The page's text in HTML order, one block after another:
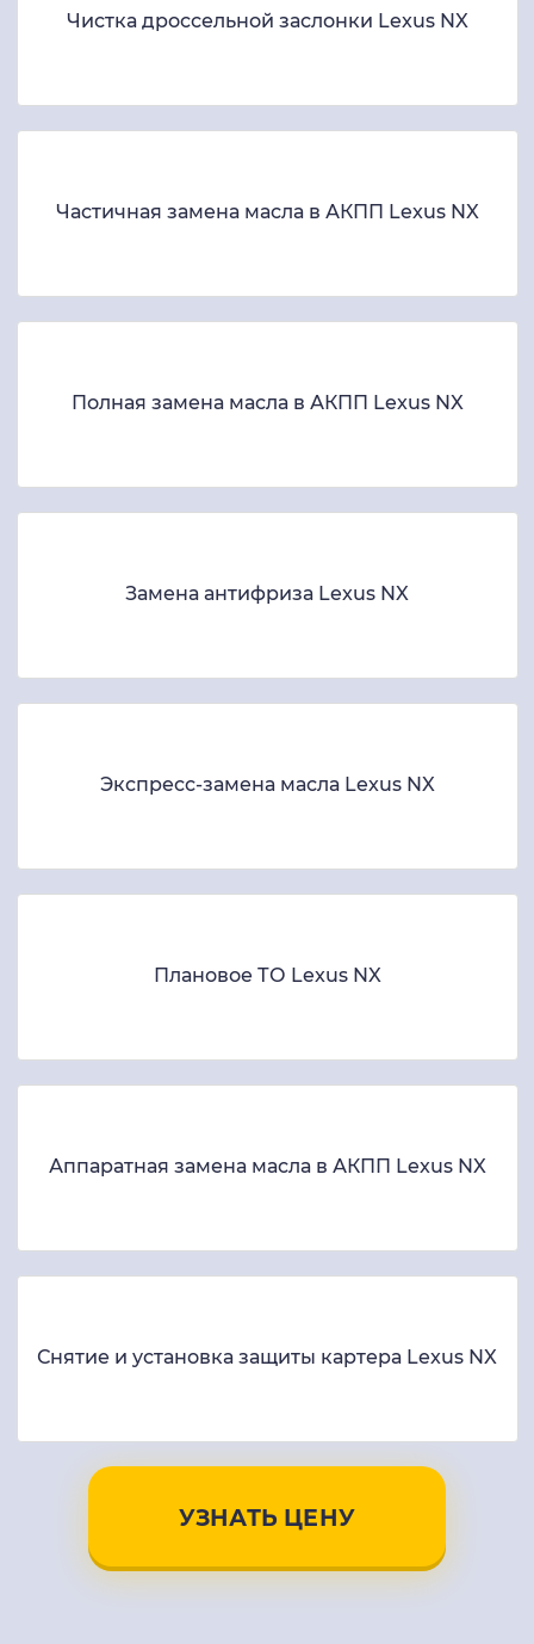
Чистка дроссельной заслонки Lexus NX
Частичная замена масла в АКПП Lexus NX
Полная замена масла в АКПП Lexus NX
Замена антифриза Lexus NX
Экспресс-замена масла Lexus NX
Плановое ТО Lexus NX
Аппаратная замена масла в АКПП Lexus NX
Снятие и установка защиты картера Lexus NX
УЗНАТЬ ЦЕНУ